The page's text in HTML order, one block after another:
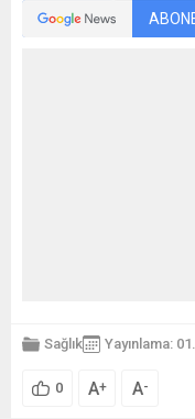
Sağlık Yayınlama:
0 A+ A-